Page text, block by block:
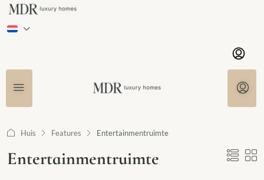
Huis Features Entertainmentruimte
Entertainmentruimte